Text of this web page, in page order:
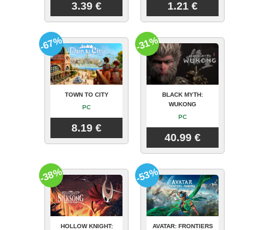
3.39 € 1.21 €
TOWN TO CITY
PC
8.19 €
-67%
BLACK MYTH:
WUKONG
PC
40.99 €
-31%
HOLLOW KNIGHT:
-38%
AVATAR: FRONTIERS
-53%